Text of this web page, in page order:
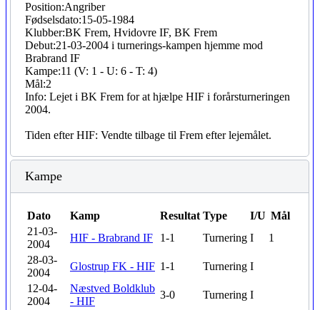
Position:Angriber
Fødselsdato:15-05-1984
Klubber:BK Frem, Hvidovre IF, BK Frem
Debut:21-03-2004 i turnerings-kampen hjemme mod
Brabrand IF
Kampe:11 (V: 1 - U: 6 - T: 4)
Mål:2
Info: Lejet i BK Frem for at hjælpe HIF i forårsturneringen
2004.
Tiden efter HIF: Vendte tilbage til Frem efter lejemålet.
Kampe
Dato Kamp Resultat Type I/U Mål
21-03-
2004
HIF - Brabrand IF 1-1 Turnering I
1
28-03-
2004
Glostrup FK - HIF 1-1 Turnering I
12-04-
2004
Næstved Boldklub
- HIF
3-0 Turnering I